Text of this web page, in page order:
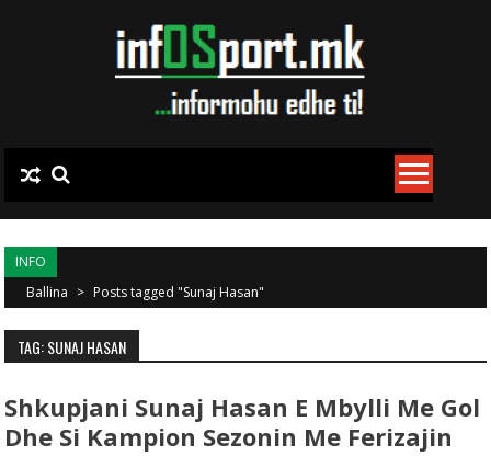
INFO
Ballina > Posts tagged "Sunaj Hasan"
TAG: SUNAJ HASAN
Shkupjani Sunaj Hasan E Mbylli Me Gol
Dhe Si Kampion Sezonin Me Ferizajin